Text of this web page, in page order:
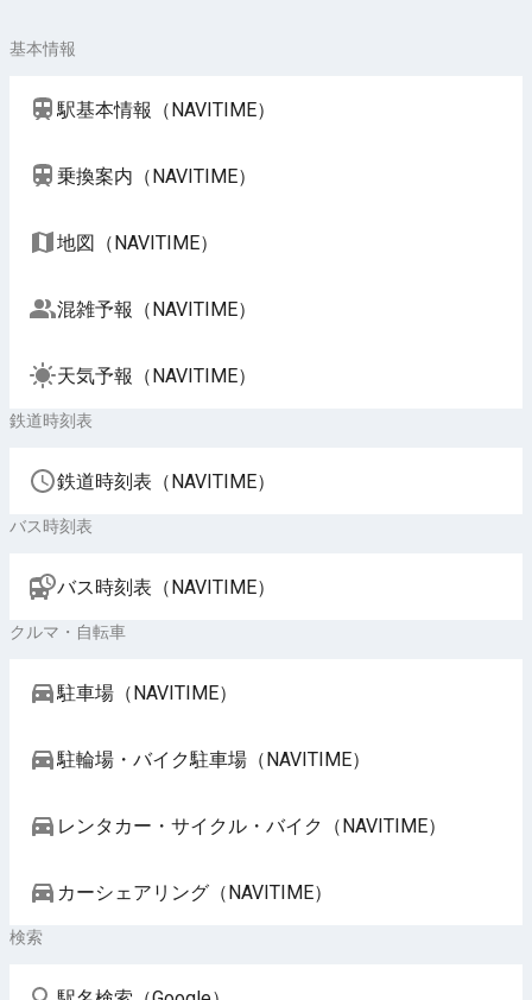
基本情報
駅基本情報（NAVITIME）
乗換案内（NAVITIME）
地図（NAVITIME）
混雑予報（NAVITIME）
天気予報（NAVITIME）
鉄道時刻表
鉄道時刻表（NAVITIME）
バス時刻表
バス時刻表（NAVITIME）
クルマ・自転車
駐車場（NAVITIME）
駐輪場・バイク駐車場（NAVITIME）
レンタカー・サイクル・バイク（NAVITIME）
カーシェアリング（NAVITIME）
検索